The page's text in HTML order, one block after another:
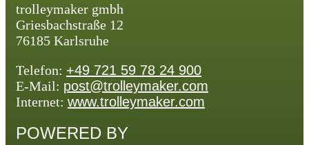
trolleymaker gmbh
Griesbachstraße 12
76185 Karlsruhe
Telefon: +49 721 59 78 24 900
E-Mail: post@trolleymaker.com
Internet: www.trolleymaker.com
POWERED BY